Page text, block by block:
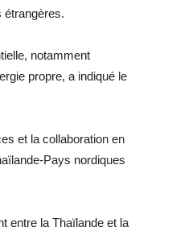
étrangères.
notamment
propre, a indiqué le
et la collaboration en
Pays nordiques
entre la Thaïlande et la